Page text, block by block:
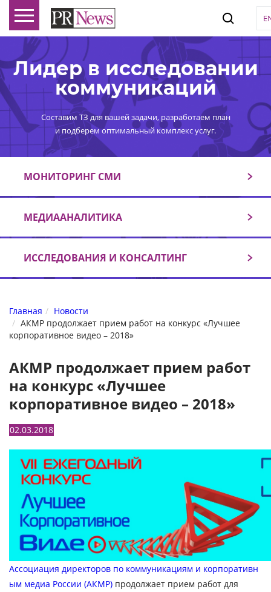
Лидер в исследовании
коммуникаций
Составим ТЗ для вашей задачи, разработаем план
и подберем оптимальный комплекс услуг.
МОНИТОРИНГ СМИ
МЕДИААНАЛИТИКА
ИССЛЕДОВАНИЯ И КОНСАЛТИНГ
Главная
Новости
АКМР продолжает прием работ на конкурс «Лучшее
корпоративное видео – 2018»
АКМР продолжает прием работ
на конкурс «Лучшее
корпоративное видео – 2018»
02.03.2018
Ассоциация директоров по коммуникациям и корпоративн
ым медиа России (АКМР) продолжает прием работ для